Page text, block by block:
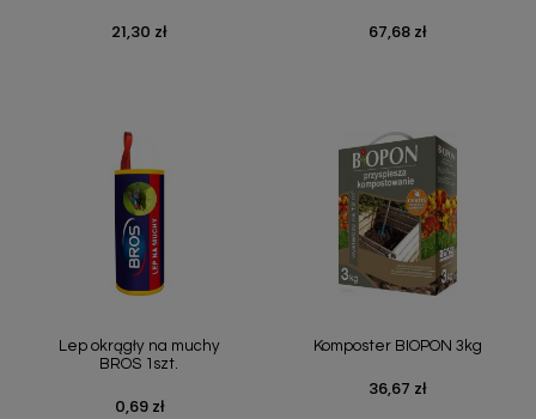
Cena
21,30 zł Cena
67,68 zł
Lep okrągły na muchy
BROS 1szt.
Cena
0,69 zł
Komposter BIOPON 3kg
Cena
36,67 zł